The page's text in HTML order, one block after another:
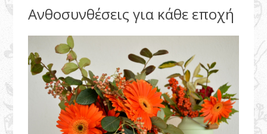
Ανθοσυνθέσεις για κάθε εποχή